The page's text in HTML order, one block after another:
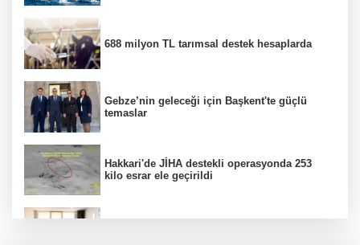
688 milyon TL tarımsal destek hesaplarda
Gebze’nin geleceği için Başkent'te güçlü
temaslar
Hakkari'de JİHA destekli operasyonda 253
kilo esrar ele geçirildi